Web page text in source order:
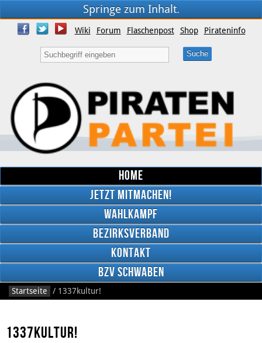
Springe zum Inhalt.
Wiki Forum Flaschenpost Shop Pirateninfo
Home
Jetzt mitmachen!
Wahlkampf
Bezirksverband
Kontakt
BzV Schwaben
Startseite / 1337kultur!
1337kultur!